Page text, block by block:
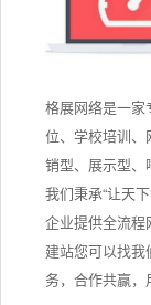
格展网络是一家
位、学校培训
销型、展示型、
我们秉承“让天
企业提供全流
建站您可以找
务，合作共赢，